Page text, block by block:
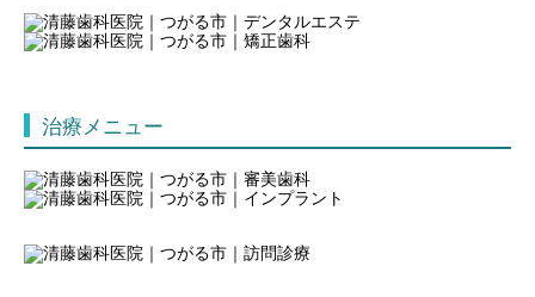
治療メニュー